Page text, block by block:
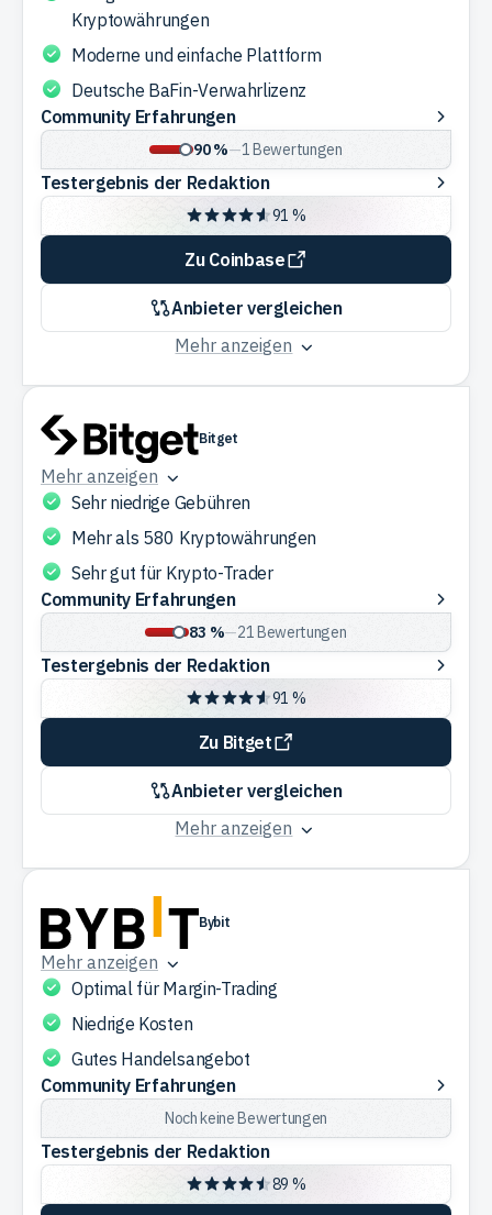
Kryptowährungen
Moderne und einfache Plattform
Deutsche BaFin-Verwahrlizenz
Community
Erfahrungen
Community Erfahrungen
90 %—1Bewertungen
Testergebnis
der
Redaktion
Testergebnis der Redaktion
91 %
Anbieter vergleichen
Zu Coinbase
Mehr anzeigen
Bitget
Mehr anzeigen
Sehr niedrige Gebühren
Mehr als 580 Kryptowährungen
Sehr gut für Krypto-Trader
Community
Erfahrungen
Community Erfahrungen
83 %—21Bewertungen
Testergebnis
der
Redaktion
Testergebnis der Redaktion
91 %
Anbieter vergleichen
Zu Bitget
Mehr anzeigen
Bybit
Mehr anzeigen
Optimal für Margin-Trading
Niedrige Kosten
Gutes Handelsangebot
Community
Erfahrungen
Community Erfahrungen
Noch keine Bewertungen
Testergebnis der Redaktion
89 %